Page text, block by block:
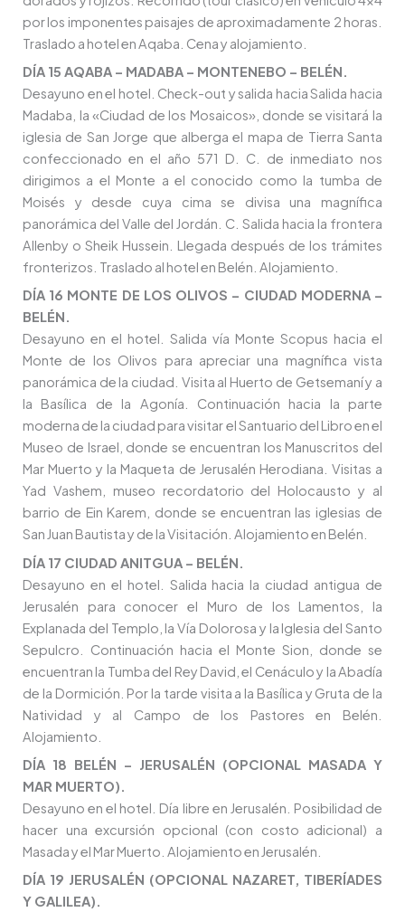
por los imponentes paisajes de aproximadamente 2 horas.
Traslado a hotel en Aqaba. Cena y alojamiento.
DÍA 15 AQABA – MADABA – MONTENEBO – BELÉN.
Desayuno en el hotel. Check-out y salida hacia Salida hacia
Madaba, la «Ciudad de los Mosaicos», donde se visitará la
iglesia de San Jorge que alberga el mapa de Tierra Santa
confeccionado en el año 571 D. C. de inmediato nos
dirigimos a el Monte a el conocido como la tumba de
Moisés y desde cuya cima se divisa una magnífica
panorámica del Valle del Jordán. C. Salida hacia la frontera
Allenby o Sheik Hussein. Llegada después de los trámites
fronterizos. Traslado al hotel en Belén. Alojamiento.
DÍA 16 MONTE DE LOS OLIVOS – CIUDAD MODERNA –
BELÉN.
Desayuno en el hotel. Salida vía Monte Scopus hacia el
Monte de los Olivos para apreciar una magnífica vista
panorámica de la ciudad. Visita al Huerto de Getsemaní y a
la Basílica de la Agonía. Continuación hacia la parte
moderna de la ciudad para visitar el Santuario del Libro en el
Museo de Israel, donde se encuentran los Manuscritos del
Mar Muerto y la Maqueta de Jerusalén Herodiana. Visitas a
Yad Vashem, museo recordatorio del Holocausto y al
barrio de Ein Karem, donde se encuentran las iglesias de
San Juan Bautista y de la Visitación. Alojamiento en Belén.
DÍA 17 CIUDAD ANITGUA – BELÉN.
Desayuno en el hotel. Salida hacia la ciudad antigua de
Jerusalén para conocer el Muro de los Lamentos, la
Explanada del Templo, la Vía Dolorosa y la Iglesia del Santo
Sepulcro. Continuación hacia el Monte Sion, donde se
encuentran la Tumba del Rey David, el Cenáculo y la Abadía
de la Dormición. Por la tarde visita a la Basílica y Gruta de la
Natividad y al Campo de los Pastores en Belén.
Alojamiento.
DÍA 18 BELÉN – JERUSALÉN (OPCIONAL MASADA Y
MAR MUERTO).
Desayuno en el hotel. Día libre en Jerusalén. Posibilidad de
hacer una excursión opcional (con costo adicional) a
Masada y el Mar Muerto. Alojamiento en Jerusalén.
DÍA 19 JERUSALÉN (OPCIONAL NAZARET, TIBERÍADES
Y GALILEA).